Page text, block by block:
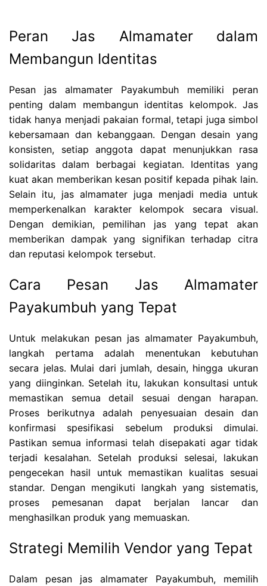
Peran Jas Almamater dalam
Membangun Identitas
Pesan jas almamater Payakumbuh memiliki peran
penting dalam membangun identitas kelompok. Jas
tidak hanya menjadi pakaian formal, tetapi juga simbol
kebersamaan dan kebanggaan. Dengan desain yang
konsisten, setiap anggota dapat menunjukkan rasa
solidaritas dalam berbagai kegiatan. Identitas yang
kuat akan memberikan kesan positif kepada pihak lain.
Selain itu, jas almamater juga menjadi media untuk
memperkenalkan karakter kelompok secara visual.
Dengan demikian, pemilihan jas yang tepat akan
memberikan dampak yang signifikan terhadap citra
dan reputasi kelompok tersebut.
Cara Pesan Jas Almamater
Payakumbuh yang Tepat
Untuk melakukan pesan jas almamater Payakumbuh,
langkah pertama adalah menentukan kebutuhan
secara jelas. Mulai dari jumlah, desain, hingga ukuran
yang diinginkan. Setelah itu, lakukan konsultasi untuk
memastikan semua detail sesuai dengan harapan.
Proses berikutnya adalah penyesuaian desain dan
konfirmasi spesifikasi sebelum produksi dimulai.
Pastikan semua informasi telah disepakati agar tidak
terjadi kesalahan. Setelah produksi selesai, lakukan
pengecekan hasil untuk memastikan kualitas sesuai
standar. Dengan mengikuti langkah yang sistematis,
proses pemesanan dapat berjalan lancar dan
menghasilkan produk yang memuaskan.
Strategi Memilih Vendor yang Tepat
Dalam pesan jas almamater Payakumbuh, memilih